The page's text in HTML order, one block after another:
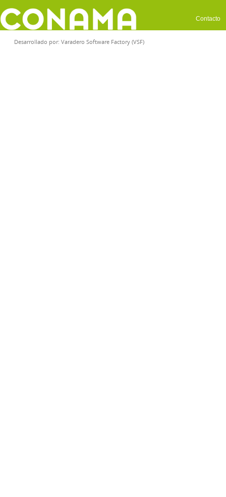
Contacto
Desarrollado por: Varadero Software Factory (VSF)